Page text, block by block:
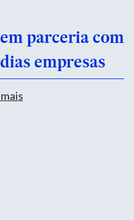
parceria com
empresas